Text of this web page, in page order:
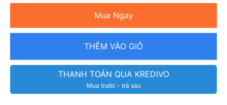
Mua Ngay
THÊM VÀO GIỎ
THANH TOÁN QUA KREDIVO
Mua trước - trả sau